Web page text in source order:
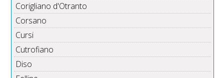
Corigliano d'Otranto
Corsano
Cursi
Cutrofiano
Diso